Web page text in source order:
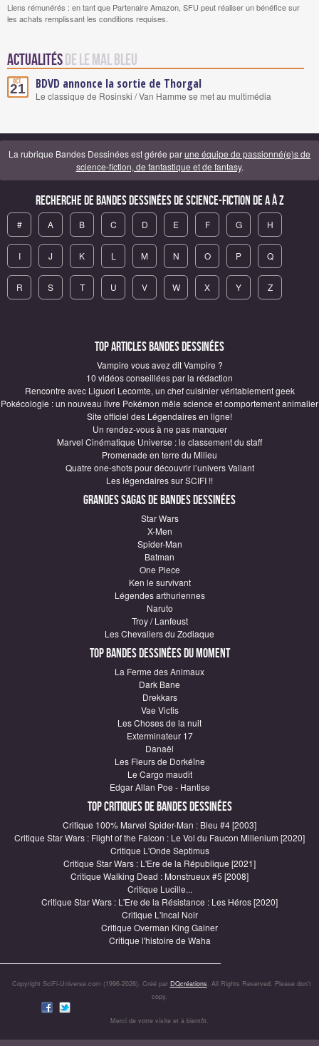
Liens rémunérés : en tant que Partenaire Amazon, SFU peut réaliser un bénéfice sur
les achats remplissant les conditions requises.
Actualités de Le mal bleu
Oct.
21 BDVD annonce la sortie de Thorgal
Le classique de Rosinski / Van Hamme se met au multimédia
La rubrique Bandes Dessinées est gérée parune équipe de passionné(e)s de
science-fiction, de fantastique et de fantasy.
Recherche de Bandes Dessinées de science-fiction de A à Z
# A B C D E F G H
I J K L M N O P Q
R S T U V W X Y Z
Top articles Bandes Dessinées
Vampire vous avez dit Vampire ?
10 vidéos conseillées par la rédaction
Rencontre avec Liguori Lecomte, un chef cuisinier véritablement geek
Pokécologie : un nouveau livre Pokémon mêle science et comportement animalier
Site officiel des Légendaires en ligne!
Un rendez-vous à ne pas manquer
Marvel Cinématique Universe : le classement du staff
Promenade en terre du Milieu
Quatre one-shots pour découvrir l’univers Valiant
Les légendaires sur SCIFI !!
Grandes sagas de Bandes Dessinées
Star Wars
X-Men
Spider-Man
Batman
One Piece
Ken le survivant
Légendes arthuriennes
Naruto
Troy / Lanfeust
Les Chevaliers du Zodiaque
Top Bandes Dessinées du moment
La Ferme des Animaux
Dark Bane
Drekkars
Vae Victis
Les Choses de la nuit
Exterminateur 17
Danaël
Les Fleurs de Dorkéïne
Le Cargo maudit
Edgar Allan Poe - Hantise
Top critiques de Bandes Dessinées
Critique 100% Marvel Spider-Man : Bleu #4 [2003]
Critique Star Wars : Flight of the Falcon : Le Vol du Faucon Millenium [2020]
Critique L'Onde Septimus
Critique Star Wars : L'Ere de la République [2021]
Critique Walking Dead : Monstrueux #5 [2008]
Critique Lucille...
Critique Star Wars : L'Ere de la Résistance : Les Héros [2020]
Critique L'Incal Noir
Critique Overman King Gainer
Critique l'histoire de Waha
Copyright SciFi-Universe.com (1996-2026). Créé par DQcréations . All Rights Reserved. Please don’t
copy.
Merci de votre visite et à bientôt.